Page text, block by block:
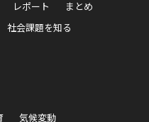
レポート
まとめ
社会課題を知る
気候変動